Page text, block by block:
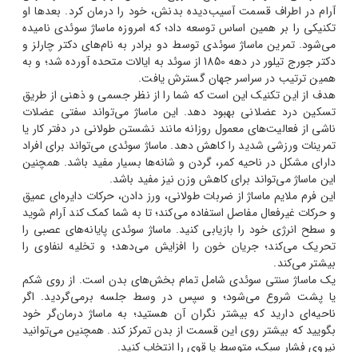
آرام در اطراف قسمت آسیب‌دیده بدنش، خود را درمان کرد. بعدها او
تکنیکی را بر همین اساس توسعه داد؛ که امروزه ماساژ سوئدی نامیده
می‌شود. تمرین ماساژ سوئدی توسط دو برادر به نام‌های دکتر چارلز و
دکتر جورج تیلور در دهه 1850 از سوئد به ایالات متحده آورده شد؛ و به
همین ترتیب در سراسر جهان گسترش یافت.
هدف از این تکنیک این است که شما را از نظر جسمی و ذهنی از طریق
تسکین درد عضلانی بهبود دهد. این ماساژ می‌تواند سفتی عضلات
ناشی از فعالیت‌های معمول روزانه مانند نشستن طولانی در دفتر کار یا
تمرینات ورزشی شدید را کاهش دهد. ماساژ سوئدی می‌تواند برای افراد
دارای مشکل در ناحیه کمر، گردن و شانه‌ها بسیار مفید باشد. همچنین
این ماساژ می‌تواند برای کاهش وزن نیز مفید باشد.
این فرم ملایم ماساژ از ضربات طولانی، ورز دادن، حرکات دایره‌ای عمیق
و حرکات غیرفعال مفاصل استفاده می‌کند؛ تا به شما کمک کند آرام شوید
و سطح انرژی خود را بازیابی کنید. ماساژ سوئدی پایانه‌های عصبی را
تحریک می‌کند؛ جریان خون را افزایش می‌دهد؛ و تخلیه لنفاوی را
بیشتر می‌کند.
یک ماساژ سنتی سوئدی شامل تمام بخش‌های بدن است. از روی شکم
یا پشت شروع می‌شود؛ و سپس در وسط جلسه برمی‌گردید. اگر
ناحیه‌ای دارید که بیشتر نگران آن هستید؛ به ماساژ درمان‌گر خود
بگویید که بیشتر روی این قسمت از بدن تمرکز کند. همچنین می‌توانید
نیروی فشار سبک، متوسط یا قوی را انتخاب کنید.